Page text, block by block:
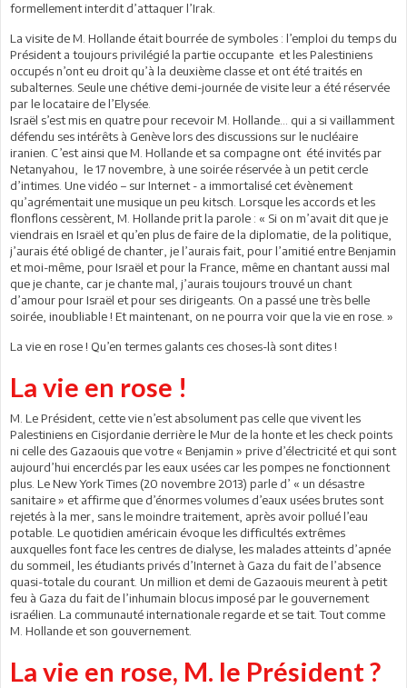
formellement interdit d’attaquer l’Irak.
La visite de M. Hollande était bourrée de symboles : l’emploi du temps du
Président a toujours privilégié la partie occupante et les Palestiniens
occupés n’ont eu droit qu’à la deuxième classe et ont été traités en
subalternes. Seule une chétive demi-journée de visite leur a été réservée
par le locataire de l’Elysée.
Israël s’est mis en quatre pour recevoir M. Hollande… qui a si vaillamment
défendu ses intérêts à Genève lors des discussions sur le nucléaire
iranien. C’est ainsi que M. Hollande et sa compagne ont été invités par
Netanyahou, le 17 novembre, à une soirée réservée à un petit cercle
d’intimes. Une vidéo – sur Internet - a immortalisé cet évènement
qu’agrémentait une musique un peu kitsch. Lorsque les accords et les
flonflons cessèrent, M. Hollande prit la parole : « Si on m’avait dit que je
viendrais en Israël et qu’en plus de faire de la diplomatie, de la politique,
j’aurais été obligé de chanter, je l’aurais fait, pour l’amitié entre Benjamin
et moi-même, pour Israël et pour la France, même en chantant aussi mal
que je chante, car je chante mal, j’aurais toujours trouvé un chant
d’amour pour Israël et pour ses dirigeants. On a passé une très belle
soirée, inoubliable ! Et maintenant, on ne pourra voir que la vie en rose. »
La vie en rose ! Qu’en termes galants ces choses-là sont dites !
La vie en rose !
M. Le Président, cette vie n’est absolument pas celle que vivent les
Palestiniens en Cisjordanie derrière le Mur de la honte et les check points
ni celle des Gazaouis que votre « Benjamin » prive d’électricité et qui sont
aujourd’hui encerclés par les eaux usées car les pompes ne fonctionnent
plus. Le New York Times (20 novembre 2013) parle d’ « un désastre
sanitaire » et affirme que d’énormes volumes d’eaux usées brutes sont
rejetés à la mer, sans le moindre traitement, après avoir pollué l’eau
potable. Le quotidien américain évoque les difficultés extrêmes
auxquelles font face les centres de dialyse, les malades atteints d’apnée
du sommeil, les étudiants privés d’Internet à Gaza du fait de l’absence
quasi-totale du courant. Un million et demi de Gazaouis meurent à petit
feu à Gaza du fait de l’inhumain blocus imposé par le gouvernement
israélien. La communauté internationale regarde et se tait. Tout comme
M. Hollande et son gouvernement.
La vie en rose, M. le Président ?